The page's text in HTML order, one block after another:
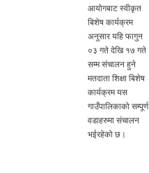
आयोगबाट स्वीकृत
बिशेष कार्यक्रम
अनुसार यहि फागुन
०३ गते देखि १७ गते
सम्म संचालन हुने
मतदाता शिक्षा बिशेष
कार्यक्रम यस
गाउँपालिकाको सम्पूर्ण
वडाहरुमा संचालन
भईरहेको छ।